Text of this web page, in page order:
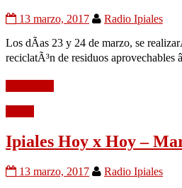
13 marzo, 2017
Radio Ipiales
Los dÃ­as 23 y 24 de marzo, se
reciclatÃ³n de residuos aprovechables
Ipiales Hoy x Hoy –
13 marzo, 2017
Radio Ipiales